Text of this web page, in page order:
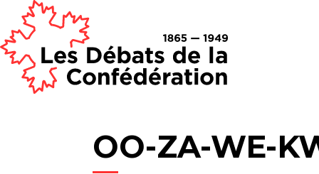
OO-ZA-WE-